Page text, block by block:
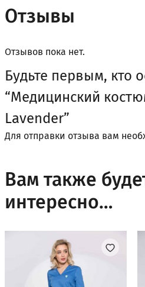
Отзывы
Отзывов пока нет.
Будьте первым, кто
“Медицинский
Lavender”
Для отправки отзыва вам
Вам также
интересно…